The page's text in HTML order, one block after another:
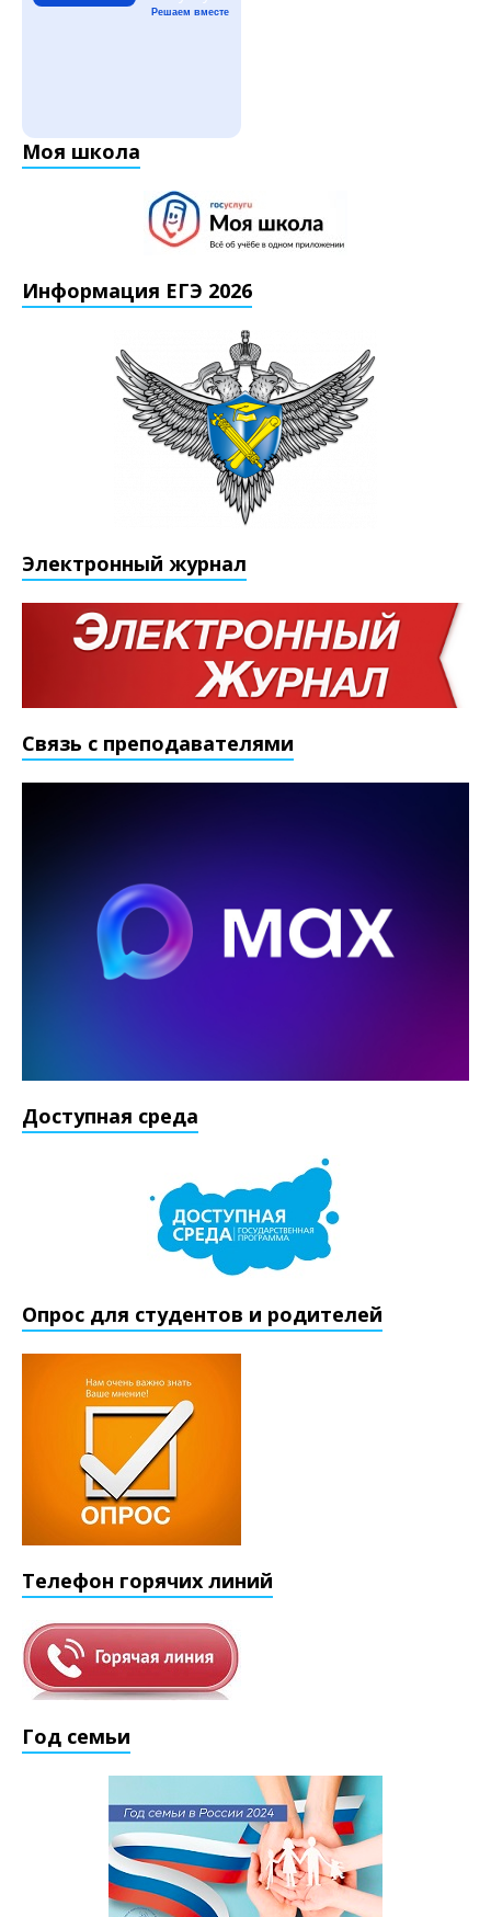
Решаем вместе
Моя школа
Информация ЕГЭ 2026
Электронный журнал
Связь с преподавателями
Доступная среда
Опрос для студентов и родителей
Телефон горячих линий
Год семьи